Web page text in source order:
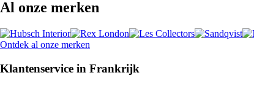
Al onze merken
Ontdek al onze merken
Klantenservice in Frankrijk